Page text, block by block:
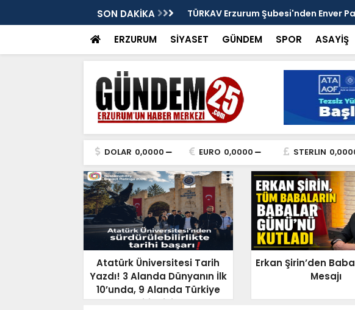
SON DAKİKA
Murat Yakut'un İz Bırakan Başkanlığı
TÜRKAV Erzurum Şubesi'nden Enver
ve Terakki Konferansı
ERZURUM SİYASET GÜNDEM SPOR ASAYİŞ
DOLAR 0,0000 EURO 0,0000 STERLIN
Atatürk Üniversitesi Tarih
Yazdı! 3 Alanda Dünyanın İlk
10’unda, 9 Alanda Türkiye
Birincisi…
Erkan Şirin’den
Mesajı